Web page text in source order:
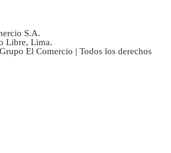
S.A.
Libre, Lima.
El Comercio | Todos los derechos